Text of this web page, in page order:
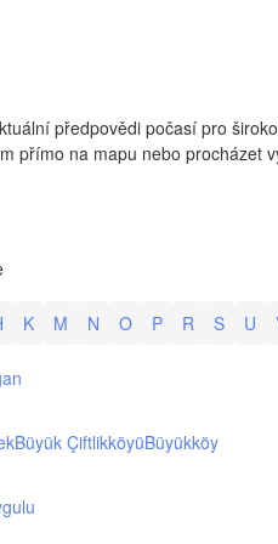
předpovědi počasí pro
přímo na mapu nebo procházet
K M N O P R S U
Büyük ÇiftlikköyüBüyükköy